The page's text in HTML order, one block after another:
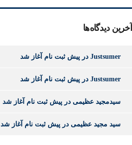
آخرین دیدگاه‌ها
Justsumer در پیش ثبت نام آغاز شد
Justsumer در پیش ثبت نام آغاز شد
سیدمجید عظیمی در پیش ثبت نام آغاز شد
سید مجید عظیمی در پیش ثبت نام آغاز شد